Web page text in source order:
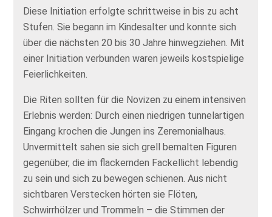
Diese Initiation erfolgte schrittweise in bis zu acht
Stufen. Sie begann im Kindesalter und konnte sich
über die nächsten 20 bis 30 Jahre hinwegziehen. Mit
einer Initiation verbunden waren jeweils kostspielige
Feierlichkeiten.
Die Riten sollten für die Novizen zu einem intensiven
Erlebnis werden: Durch einen niedrigen tunnelartigen
Eingang krochen die Jungen ins Zeremonialhaus.
Unvermittelt sahen sie sich grell bemalten Figuren
gegenüber, die im flackernden Fackellicht lebendig
zu sein und sich zu bewegen schienen. Aus nicht
sichtbaren Verstecken hörten sie Flöten,
Schwirrhölzer und Trommeln – die Stimmen der